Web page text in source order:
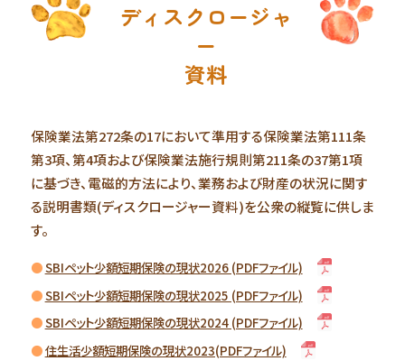
ディスクロージャ
ー
資料
保険業法第272条の17において準用する保険業法第111条
第3項、第4項および保険業法施行規則第211条の37第1項
に基づき、電磁的方法により、業務および財産の状況に関す
る説明書類(ディスクロージャー資料)を公衆の縦覧に供しま
す。
SBIペット少額短期保険の現状2026 (PDFファイル)
SBIペット少額短期保険の現状2025 (PDFファイル)
SBIペット少額短期保険の現状2024 (PDFファイル)
住生活少額短期保険の現状2023(PDFファイル)